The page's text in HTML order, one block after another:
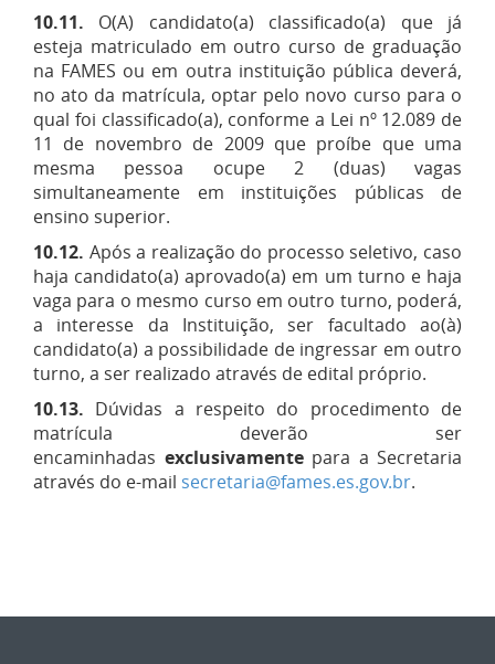
10.11. O(A) candidato(a) classificado(a) que já
esteja matriculado em outro curso de graduação
na FAMES ou em outra instituição pública deverá,
no ato da matrícula, optar pelo novo curso para o
qual foi classificado(a), conforme a Lei nº 12.089 de
11 de novembro de 2009 que proíbe que uma
mesma pessoa ocupe 2 (duas) vagas
simultaneamente em instituições públicas de
ensino superior.
10.12. Após a realização do processo seletivo, caso
haja candidato(a) aprovado(a) em um turno e haja
vaga para o mesmo curso em outro turno, poderá,
a interesse da Instituição, ser facultado ao(à)
candidato(a) a possibilidade de ingressar em outro
turno, a ser realizado através de edital próprio.
10.13. Dúvidas a respeito do procedimento de
matrícula deverão ser
encaminhadas exclusivamente para a Secretaria
através do e-mail secretaria@fames.es.gov.br.